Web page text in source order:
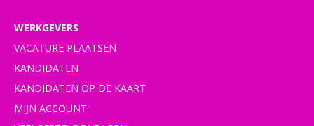
WERKGEVERS
VACATURE PLAATSEN
KANDIDATEN
KANDIDATEN OP DE KAART
MIJN ACCOUNT